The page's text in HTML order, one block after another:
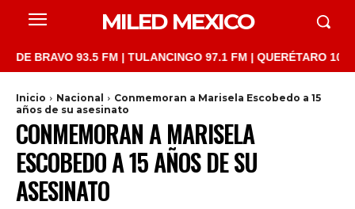
MILED MEXICO
93.5 FM | TULANCINGO 97.1 FM | QUERÉTARO 103.1
Inicio Nacional
Conmemoran a Marisela Escobedo a 15
años de su asesinato
CONMEMORAN A MARISELA
ESCOBEDO A 15 AÑOS DE SU
ASESINATO